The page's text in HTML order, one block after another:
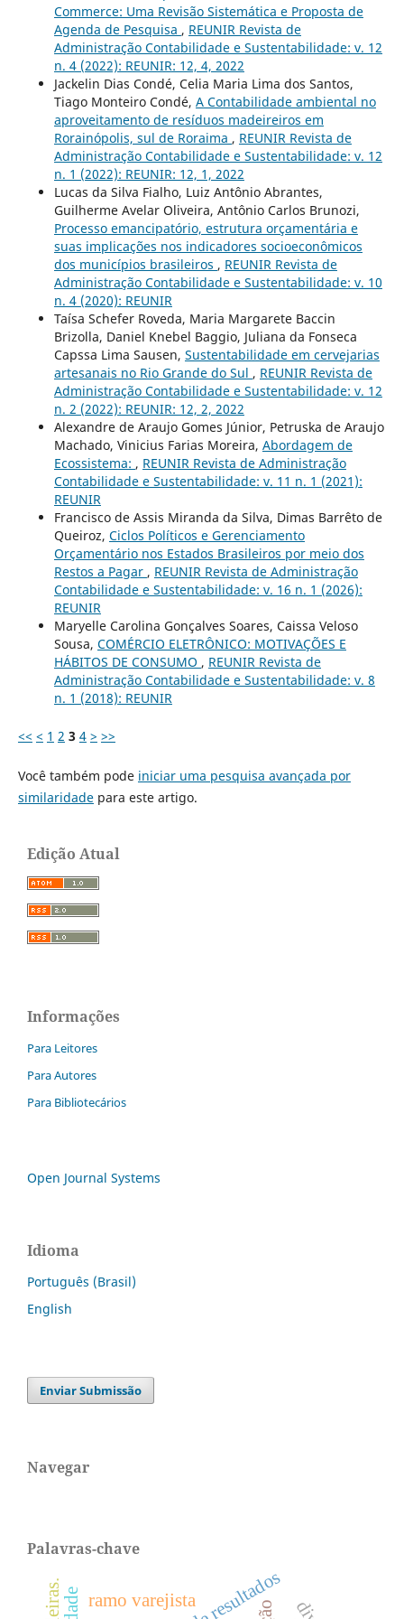
Commerce: Uma Revisão Sistemática e Proposta de
Agenda de Pesquisa , REUNIR Revista de
Administração Contabilidade e Sustentabilidade: v. 12
n. 4 (2022): REUNIR: 12, 4, 2022
Jackelin Dias Condé, Celia Maria Lima dos Santos,
Tiago Monteiro Condé, A Contabilidade ambiental no
aproveitamento de resíduos madeireiros em
Rorainópolis, sul de Roraima , REUNIR Revista de
Administração Contabilidade e Sustentabilidade: v. 12
n. 1 (2022): REUNIR: 12, 1, 2022
Lucas da Silva Fialho, Luiz Antônio Abrantes,
Guilherme Avelar Oliveira, Antônio Carlos Brunozi,
Processo emancipatório, estrutura orçamentária e
suas implicações nos indicadores socioeconômicos
dos municípios brasileiros , REUNIR Revista de
Administração Contabilidade e Sustentabilidade: v. 10
n. 4 (2020): REUNIR
Taísa Schefer Roveda, Maria Margarete Baccin
Brizolla, Daniel Knebel Baggio, Juliana da Fonseca
Capssa Lima Sausen, Sustentabilidade em cervejarias
artesanais no Rio Grande do Sul , REUNIR Revista de
Administração Contabilidade e Sustentabilidade: v. 12
n. 2 (2022): REUNIR: 12, 2, 2022
Alexandre de Araujo Gomes Júnior, Petruska de Araujo
Machado, Vinicius Farias Moreira, Abordagem de
Ecossistema: , REUNIR Revista de Administração
Contabilidade e Sustentabilidade: v. 11 n. 1 (2021):
REUNIR
Francisco de Assis Miranda da Silva, Dimas Barrêto de
Queiroz, Ciclos Políticos e Gerenciamento
Orçamentário nos Estados Brasileiros por meio dos
Restos a Pagar , REUNIR Revista de Administração
Contabilidade e Sustentabilidade: v. 16 n. 1 (2026):
REUNIR
Maryelle Carolina Gonçalves Soares, Caissa Veloso
Sousa, COMÉRCIO ELETRÔNICO: MOTIVAÇÕES E
HÁBITOS DE CONSUMO , REUNIR Revista de
Administração Contabilidade e Sustentabilidade: v. 8
n. 1 (2018): REUNIR
<< < 1 2 3 4 > >>
Você também pode iniciar uma pesquisa avançada por
similaridadepara este artigo.
Edição Atual
Informações
Para Leitores
Para Autores
Para Bibliotecários
Open Journal Systems
Idioma
Português (Brasil)
English
Enviar Submissão
Navegar
Palavras-chave
ramo varejista